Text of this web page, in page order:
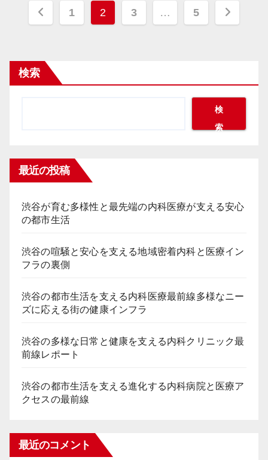
投
の
ペ
送
り
1 2 3 … 5
検索
検
索
最近の投稿
渋谷が育む多様性と最先端の内科医療が支える安心
の都市生活
渋谷の喧騒と安心を支える地域密着内科と医療イン
フラの裏側
渋谷の都市生活を支える内科医療最前線多様なニー
ズに応える街の健康インフラ
渋谷の多様な日常と健康を支える内科クリニック最
前線レポート
渋谷の都市生活を支える進化する内科病院と医療ア
クセスの最前線
最近のコメント